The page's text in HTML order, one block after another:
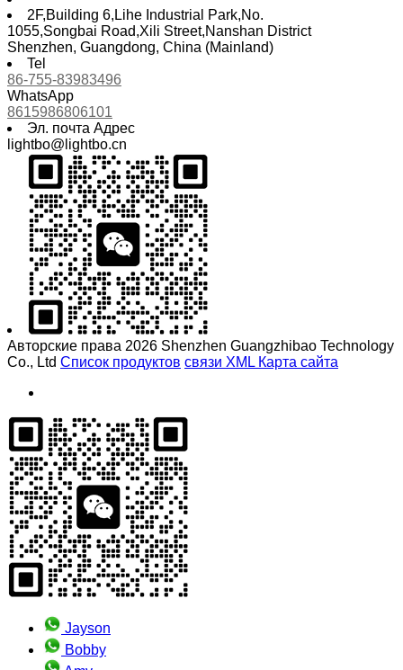
2F,Building 6,Lihe Industrial Park,No.
1055,Songbai Road,Xili Street,Nanshan District
Shenzhen, Guangdong, China (Mainland)
Tel
86-755-83983496
WhatsApp
8615986806101
Эл. почта Адрес
lightbo@lightbo.cn
Авторские права 2026 Shenzhen Guangzhibao Technology
Co., Ltd Список продуктов связи XML Карта сайта
Jayson
Bobby